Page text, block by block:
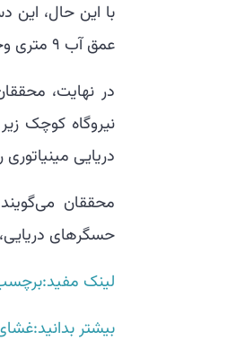
عمق آب ۹ متری وجود دارد، جایی که تقریباً هیچ حرکت موجی در زیر آب وجود ندارد.
دریایی مینیاتوری
حسگرهای
لینک
بیشتر